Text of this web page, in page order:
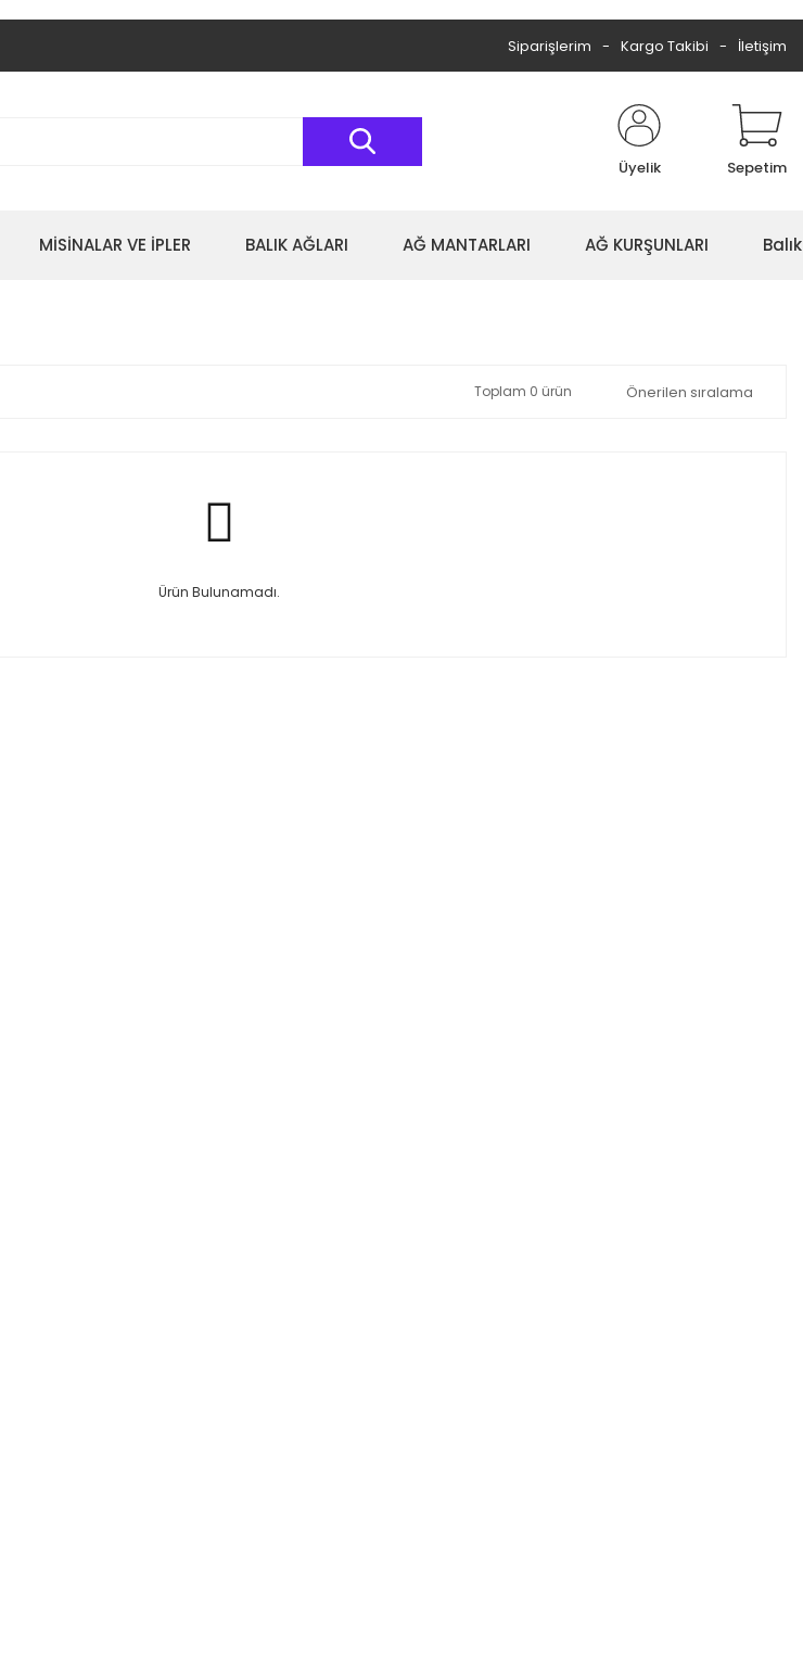
Siparişlerim Kargo Takibi İletişim
Üyelik Sepetim
MİSİNALAR VE İPLER BALIK AĞLARI AĞ MANTARLARI AĞ KURŞUNLARI
Toplam 0 ürün
Ürün Bulunamadı.